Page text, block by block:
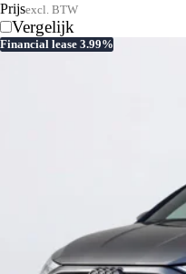
Prijsexcl. BTW
Vergelijk
Financial lease 3.99%